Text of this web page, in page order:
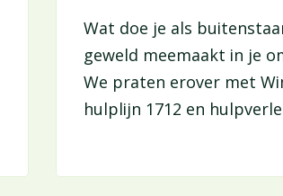
Wat doe je als
geweld meemaakt in je
We praten erover met
hulplijn 1712 en